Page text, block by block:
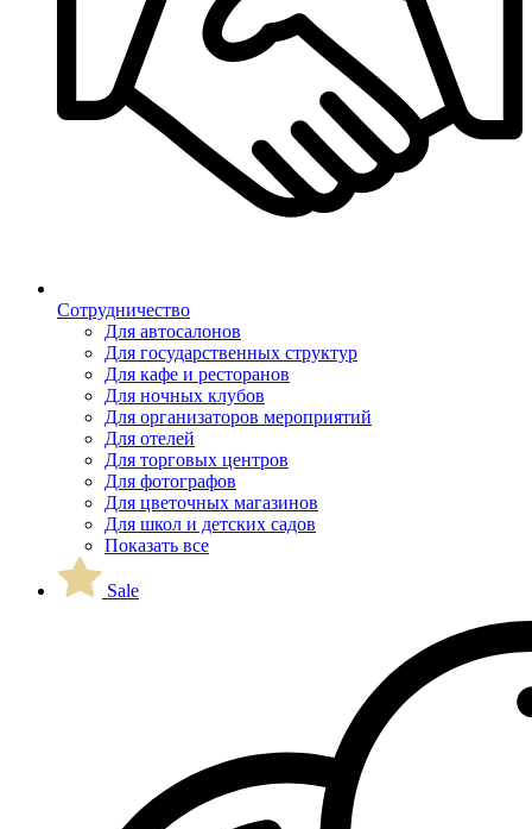
Сотрудничество
Для автосалонов
Для государственных структур
Для кафе и ресторанов
Для ночных клубов
Для организаторов мероприятий
Для отелей
Для торговых центров
Для фотографов
Для цветочных магазинов
Для школ и детских садов
Показать все
Sale